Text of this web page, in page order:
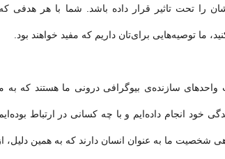
را تحت تاثیر قرار داده باشد. شما با هر هدفی
ما توصیه‌هایی برای‌تان داریم که مفید خواهند بود.
واحدهای سازنده‌ی بیوگرافی درونی ما هستند که به
خود انجام داده‌ایم و با چه کسانی در ارتباط
شخصیت ما به عنوان انسان دارند که به همین دلیل،